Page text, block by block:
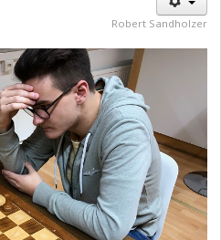
Robert Sandholzer